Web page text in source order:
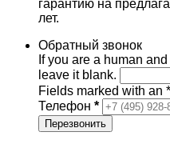
гарантию на
лет.
Обратный звонок
If you are a human
leave it blank.
Fields marked with an *
Телефон *